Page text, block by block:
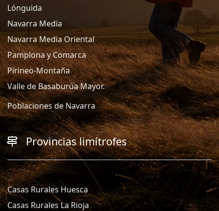
Lónguida
Navarra Media
Navarra Media Oriental
Pamplona y Comarca
Pirineo-Montaña
Valle de Basaburúa Mayor.
Poblaciones de Navarra
Provincias limítrofes
Casas Rurales Huesca
Casas Rurales La Rioja